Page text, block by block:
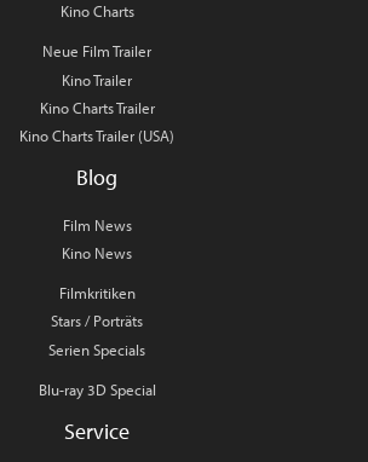
Kino Charts
Neue Film Trailer
Kino Trailer
Kino Charts Trailer
Kino Charts Trailer (USA)
Blog
Film News
Kino News
Filmkritiken
Stars / Porträts
Serien Specials
Blu-ray 3D Special
Service